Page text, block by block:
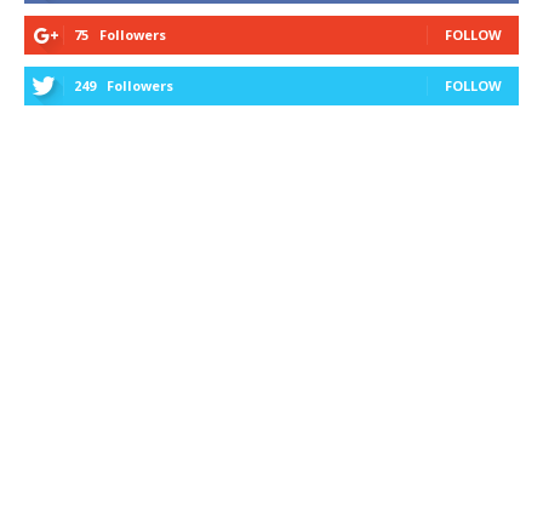
75 Followers FOLLOW
249 Followers FOLLOW